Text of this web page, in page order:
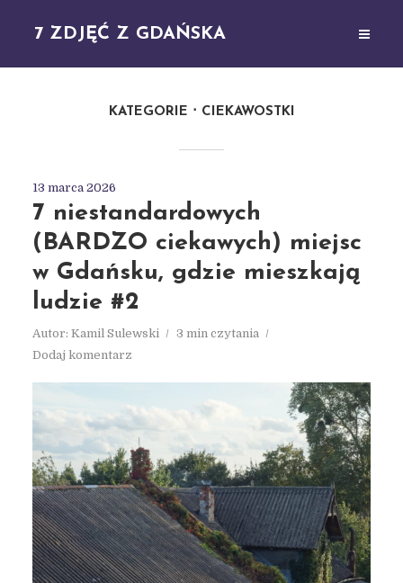
7 ZDJĘĆ Z GDAŃSKA
KATEGORIE CIEKAWOSTKI
13 marca 2026
7 niestandardowych
(BARDZO ciekawych) miejsc
w Gdańsku, gdzie mieszkają
ludzie #2
Autor: Kamil Sulewski
3 min czytania
Dodaj komentarz